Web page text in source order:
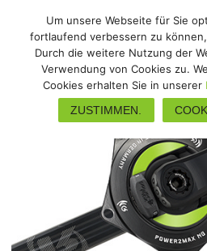
Um unsere Webseite für Sie
fortlaufend verbessern zu
Durch die weitere Nutzung der
Verwendung von Cookies zu.
Cookies erhalten Sie in unserer
ZUSTIMMEN.